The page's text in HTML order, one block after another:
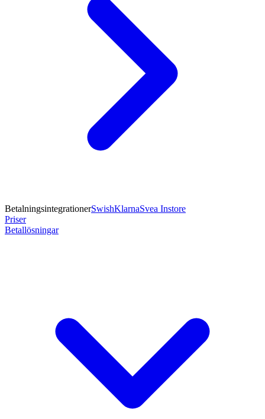
BetalningsintegrationerSwishKlarnaSvea Instore
Priser
Betallösningar